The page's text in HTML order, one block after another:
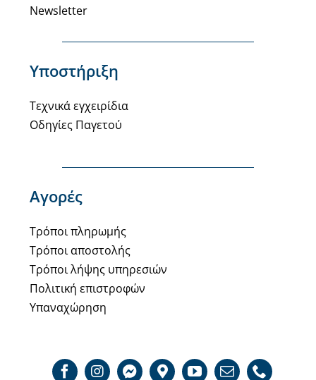
Newsletter
Υποστήριξη
Τεχνικά εγχειρίδια
Οδηγίες Παγετού
Αγορές
Τρόποι πληρωμής
Τρόποι αποστολής
Τρόποι λήψης υπηρεσιών
Πολιτική επιστροφών
Υπαναχώρηση